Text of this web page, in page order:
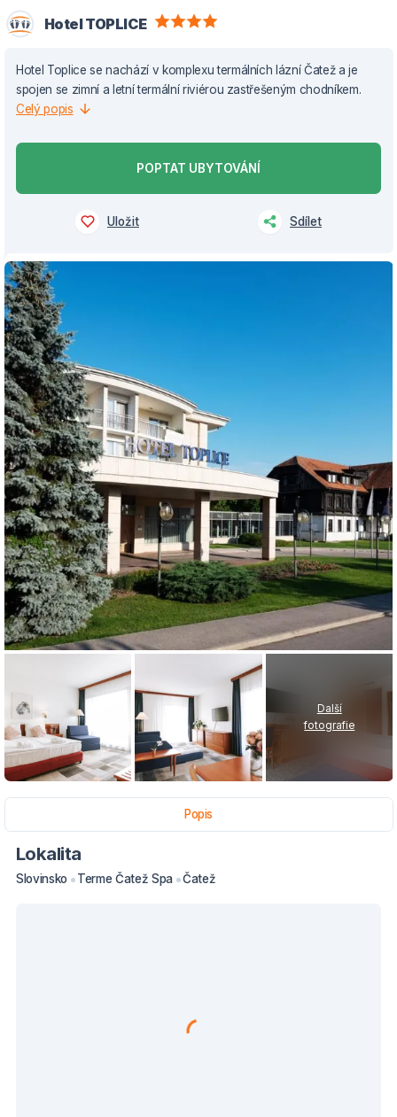
Hotel TOPLICE
Hotel Toplice se nachází v komplexu termálních lázní Čatež a je
spojen se zimní a letní termální riviérou zastřešeným chodníkem.
Celý popis
POPTAT UBYTOVÁNÍ
Uložit Sdílet
Další
fotografie
Popis
Lokalita
Slovinsko Terme Čatež Spa Čatež